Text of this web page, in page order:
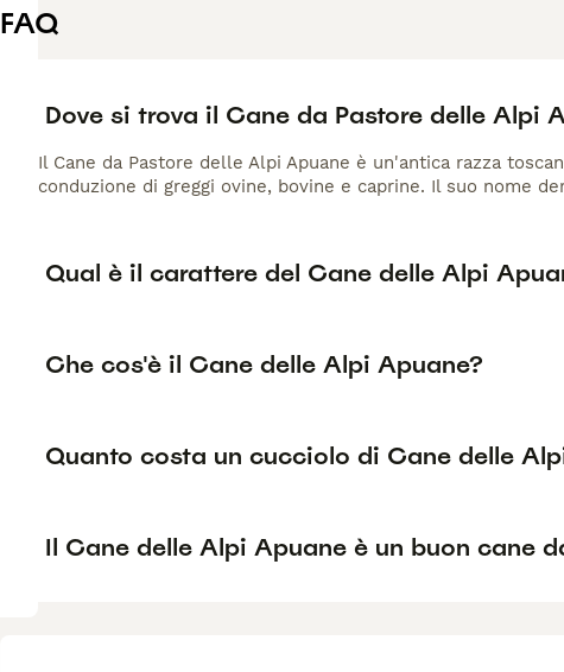
FAQ
Dove si trova il Cane da Pastore delle Alpi
Il Cane da Pastore delle Alpi Apuane è un'antica razza
conduzione di greggi ovine, bovine e caprine. Il suo nome
Qual è il carattere del Cane delle Alpi
Che cos'è il Cane delle Alpi Apuane?
Quanto costa un cucciolo di Cane delle
Il Cane delle Alpi Apuane è un buon cane